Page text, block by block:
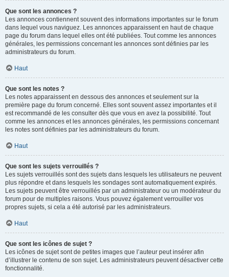
Que sont les annonces ?
Les annonces contiennent souvent des informations importantes sur le forum
dans lequel vous naviguez. Les annonces apparaissent en haut de chaque
page du forum dans lequel elles ont été publiées. Tout comme les annonces
générales, les permissions concernant les annonces sont définies par les
administrateurs du forum.
Haut
Que sont les notes ?
Les notes apparaissent en dessous des annonces et seulement sur la
première page du forum concerné. Elles sont souvent assez importantes et il
est recommandé de les consulter dès que vous en avez la possibilité. Tout
comme les annonces et les annonces générales, les permissions concernant
les notes sont définies par les administrateurs du forum.
Haut
Que sont les sujets verrouillés ?
Les sujets verrouillés sont des sujets dans lesquels les utilisateurs ne peuvent
plus répondre et dans lesquels les sondages sont automatiquement expirés.
Les sujets peuvent être verrouillés par un administrateur ou un modérateur du
forum pour de multiples raisons. Vous pouvez également verrouiller vos
propres sujets, si cela a été autorisé par les administrateurs.
Haut
Que sont les icônes de sujet ?
Les icônes de sujet sont de petites images que l’auteur peut insérer afin
d’illustrer le contenu de son sujet. Les administrateurs peuvent désactiver cette
fonctionnalité.